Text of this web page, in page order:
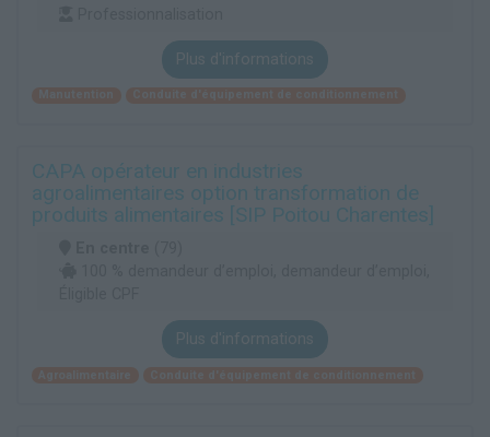
Plus d'informations
CAPA opérateur en industries
agroalimentaires option transformation de
produits alimentaires [SIP Poitou Charentes]
Plus d'informations